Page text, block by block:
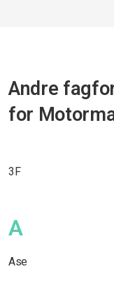
Andre
for
3F
A
Ase